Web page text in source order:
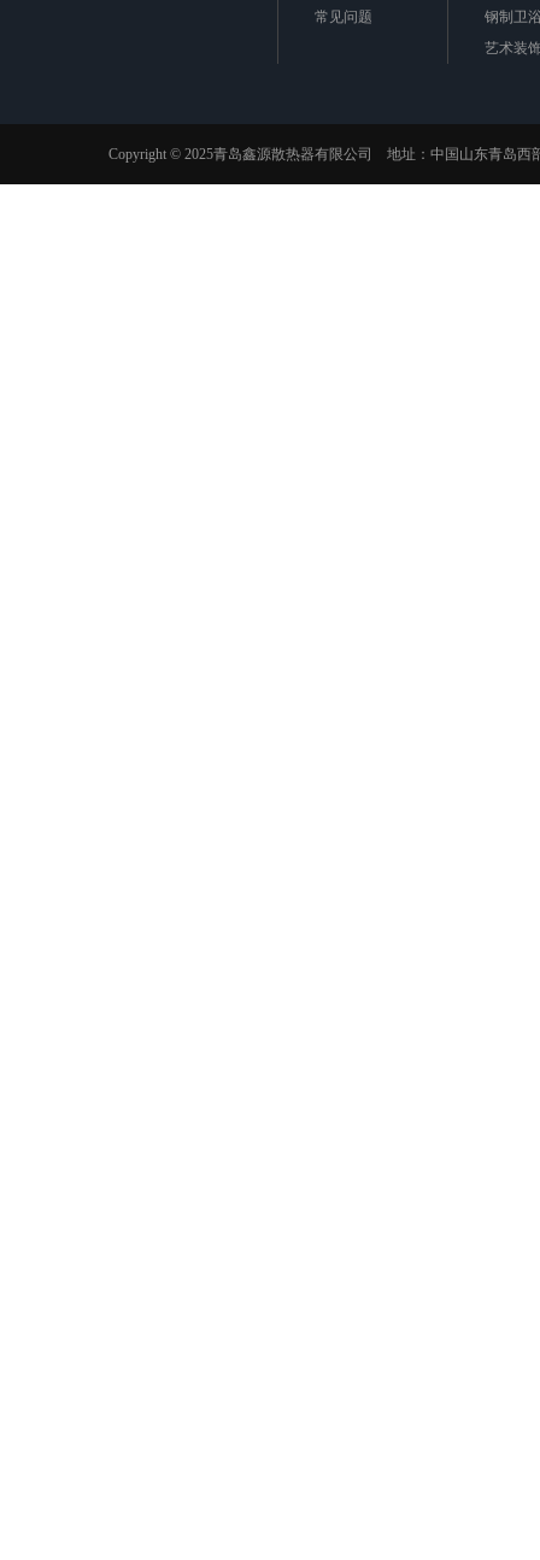
常见问题
钢制卫
艺术装
Copyright © 2025青岛鑫源散热器有限公司 地址：中国山东青岛